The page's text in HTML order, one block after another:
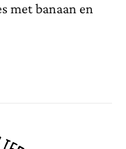
met banaan en